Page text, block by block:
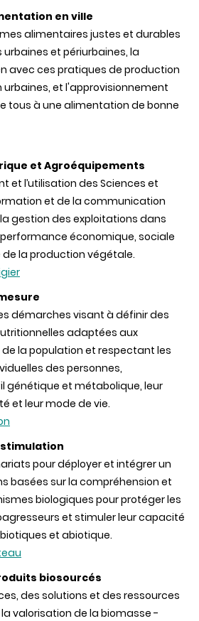
en ville
alimentaires justes et durables
et périurbaines, la
avec ces pratiques de production
et l'approvisionnement
tous à une alimentation de bonne
et Agroéquipements
et l’utilisation des Sciences et
et de la communication
gestion des exploitations dans
performance économique, sociale
la production végétale.
démarches visant à définir des
adaptées aux
la population et respectant les
des personnes,
génétique et métabolique, leur
et leur mode de vie.
pour déployer et intégrer un
basées sur la compréhension et
biologiques pour protéger les
et stimuler leur capacité
et abiotique.
biosourcés
des solutions et des ressources
valorisation de la biomasse -